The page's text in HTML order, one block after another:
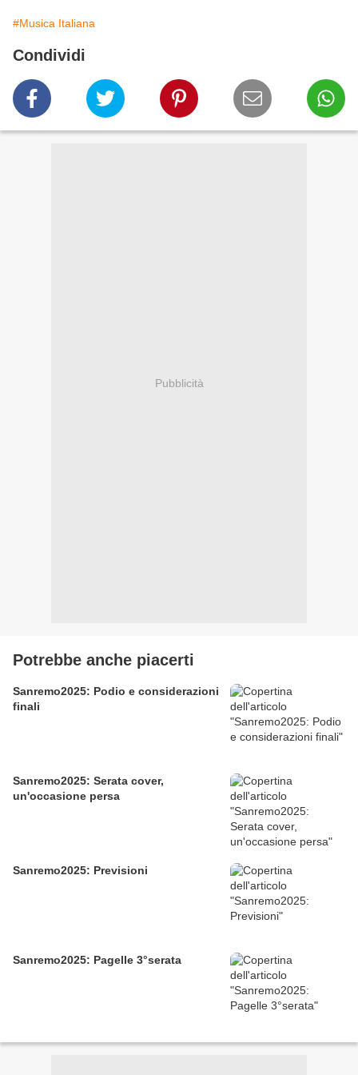
#Musica Italiana
Condividi
Pubblicità
Potrebbe anche piacerti
Sanremo2025: Podio e considerazioni
finali
Sanremo2025: Serata cover,
un'occasione persa
Sanremo2025: Previsioni
Sanremo2025: Pagelle 3°serata